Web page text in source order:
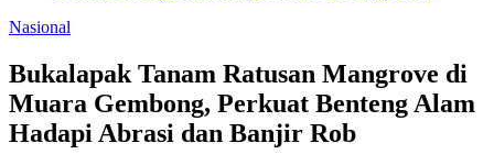
Nasional
Bukalapak Tanam Ratusan Mangrove di
Muara Gembong, Perkuat Benteng Alam
Hadapi Abrasi dan Banjir Rob